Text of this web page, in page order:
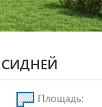
Площадь: